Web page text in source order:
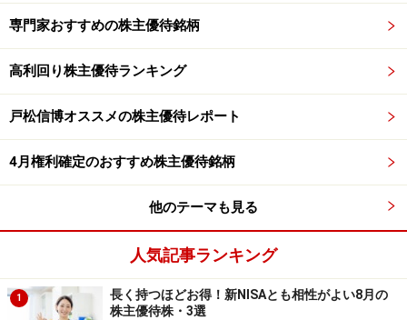
■株主優待
優待がもらえる株数：100株以上
優待内容：
食事券
100株以上 1,000円相当
500株以上 5,000円相当
ベスト電器<8175>（東証1部)
専門家おすすめの株主優待銘柄
高利回り株主優待ランキング
戸松信博オススメの株主優待レポート
4月権利確定のおすすめ株主優待銘柄
他のテーマも見る
人気記事ランキング
1
長く持つほどお得！新NISAとも相性がよい8月の
株主優待株・3選